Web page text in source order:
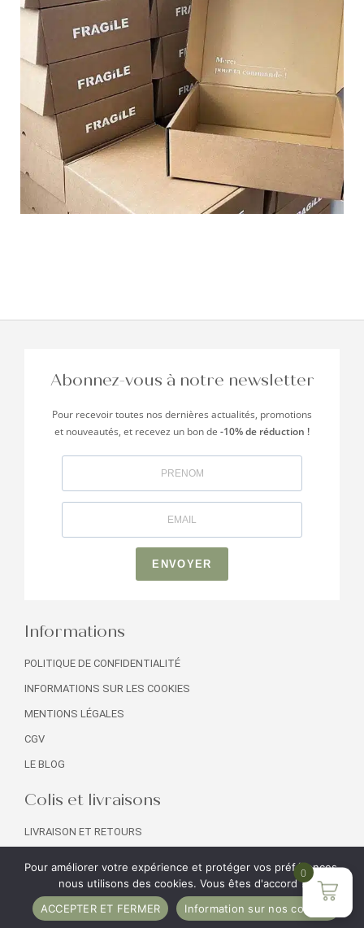
Informations
POLITIQUE DE CONFIDENTIALITÉ
INFORMATIONS SUR LES COOKIES
MENTIONS LÉGALES
CGV
LE BLOG
Colis et livraisons
LIVRAISON ET RETOURS
SERVICE CLIENT
PROFESSIONNELS
Abonnez-vous à notre newsletter
Pour recevoir toutes nos dernières actualités, promotions
et nouveautés, et recevez un bon de -10% de réduction !
ENVOYER
0
Pour améliorer votre expérience et protéger vos préférences,
nous utilisons des cookies. Vous êtes d'accord ?
ACCEPTER ET FERMER
Information sur nos cookies